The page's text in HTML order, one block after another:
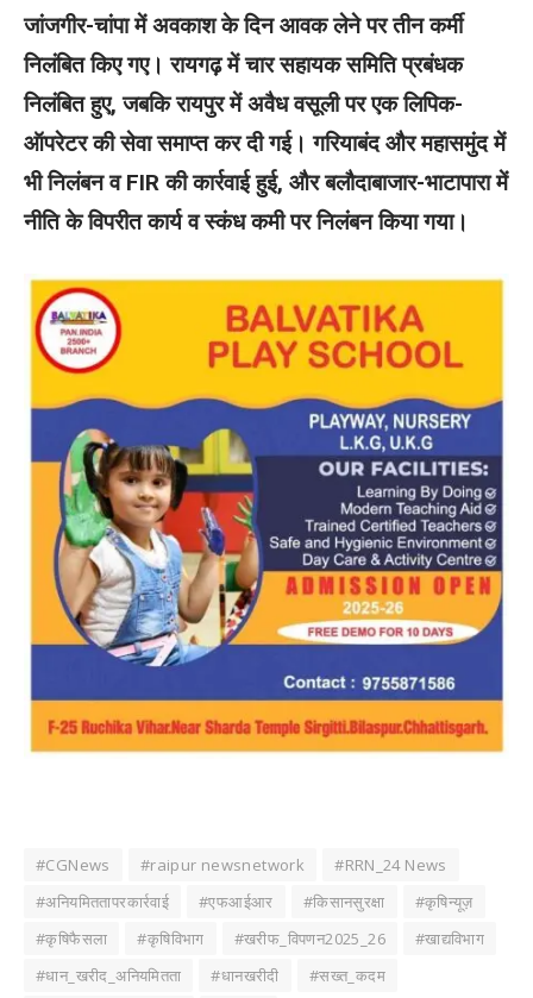
जांजगीर-चांपा में अवकाश के दिन आवक लेने पर तीन कर्मी
निलंबित किए गए। रायगढ़ में चार सहायक समिति प्रबंधक
निलंबित हुए, जबकि रायपुर में अवैध वसूली पर एक लिपिक-
ऑपरेटर की सेवा समाप्त कर दी गई। गरियाबंद और महासमुंद में
भी निलंबन व FIR की कार्रवाई हुई, और बलौदाबाजार-भाटापारा में
नीति के विपरीत कार्य व स्कंध कमी पर निलंबन किया गया।
#CGNews #raipur newsnetwork
#RRN_24 News
#अनियमिततापरकार्रवाई
#एफआईआर #किसानसुरक्षा
#कृषिन्यूज़
#कृषिफैसला
#कृषिविभाग #खरीफ_विपणन2025_26
#खाद्यविभाग
#धान_खरीद_अनियमितता
#धानखरीदी #सख्त_कदम